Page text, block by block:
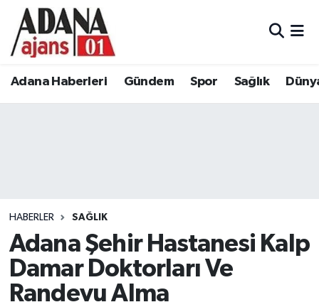
Adana Haberleri Gündem Spor Sağlık
HABERLER SAĞLIK
Adana Şehir Hastanesi Kalp
Damar Doktorları Ve
Randevu Alma
Adana Haberleri
Eğitim
Siyaset
Adana Nöbetçi Eczaneler
Tüm Manşetler
Son Dakika Haberleri